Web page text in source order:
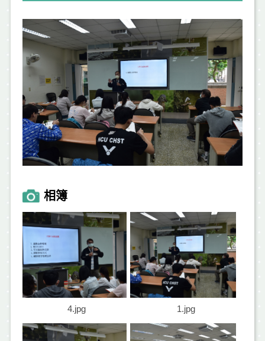
相簿
4.jpg 1.jpg